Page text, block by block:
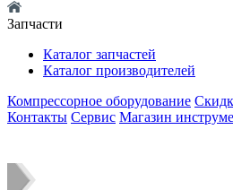
Запчасти
Каталог запчастей
Каталог производителей
Компрессорное оборудование
Контакты Сервис Магазин